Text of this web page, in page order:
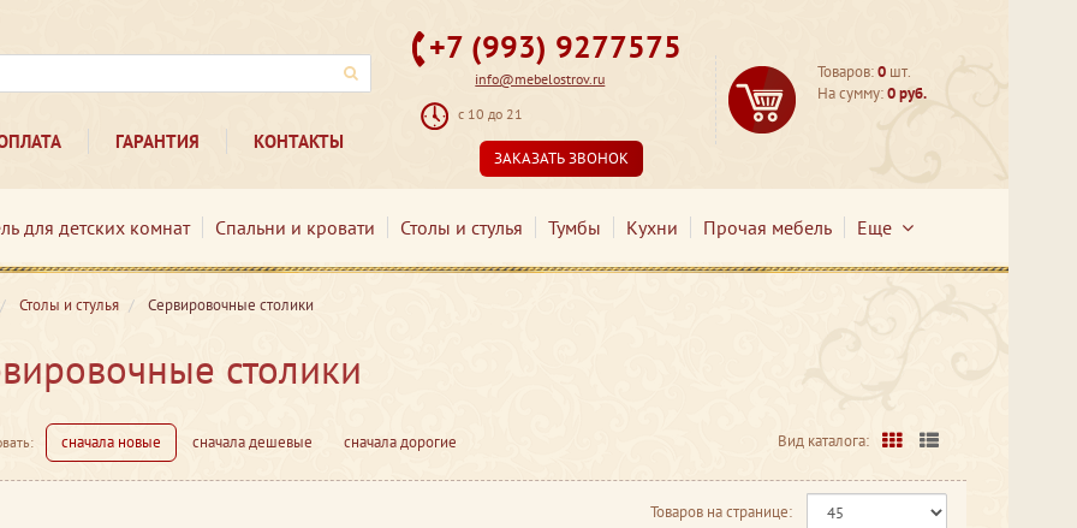
ГАРАНТИЯ КОНТАКТЫ
+7 (993) 9277575
info@mebelostrov.ru
с 10 до 21
ЗАКАЗАТЬ ЗВОНОК
Товаров:0 шт.
На сумму:0 руб.
для детских комнат Спальни и кровати Столы и стулья Тумбы Кухни Прочая мебель Еще
Столы и стулья Сервировочные столики
столики
сначала новые сначала дешевые сначала дорогие Вид каталога:
Товаров на странице: